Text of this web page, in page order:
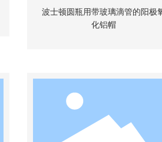
波士顿圆瓶用带玻璃滴管的阳极
化铝帽